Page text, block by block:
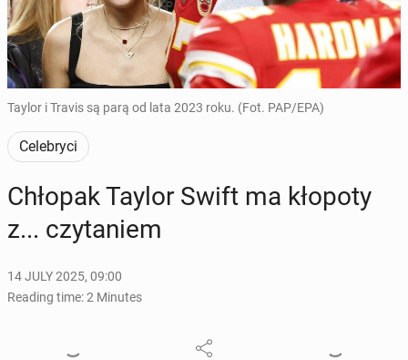
Taylor i Travis są parą od lata 2023 roku. (Fot. PAP/EPA)
Celebryci
Chłopak Taylor Swift ma kłopoty
z... czy­taniem
14 JULY 2025, 09:00
Reading time: 2 Minutes